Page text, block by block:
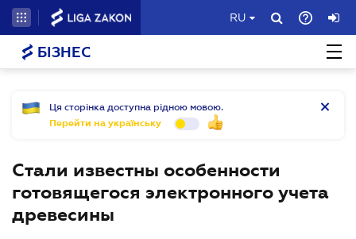
RU
БІЗНЕС
Ця сторінка доступна рідною мовою.
Перейти на українську
Стали известны особенности
готовящегося электронного учета
древесины